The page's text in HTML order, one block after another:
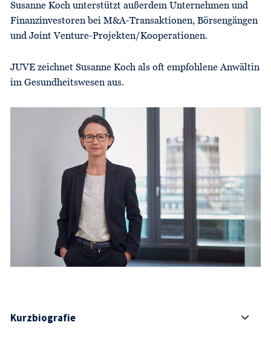
Susanne Koch unterstützt außerdem Unternehmen und
Finanzinvestoren bei M&A-Transaktionen, Börsengängen
und Joint Venture-Projekten/Kooperationen.
JUVE zeichnet Susanne Koch als oft empfohlene Anwältin
im Gesundheitswesen aus.
Kurzbiografie